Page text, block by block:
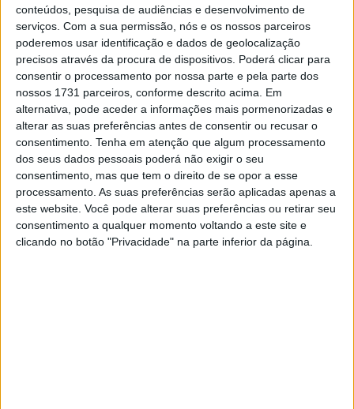
conteúdos, pesquisa de audiências e desenvolvimento de
serviços. Com a sua permissão, nós e os nossos parceiros
poderemos usar identificação e dados de geolocalização
precisos através da procura de dispositivos. Poderá clicar para
consentir o processamento por nossa parte e pela parte dos
nossos 1731 parceiros, conforme descrito acima. Em
alternativa, pode aceder a informações mais pormenorizadas e
alterar as suas preferências antes de consentir ou recusar o
consentimento. Tenha em atenção que algum processamento
dos seus dados pessoais poderá não exigir o seu
consentimento, mas que tem o direito de se opor a esse
processamento. As suas preferências serão aplicadas apenas a
este website. Você pode alterar suas preferências ou retirar seu
consentimento a qualquer momento voltando a este site e
clicando no botão "Privacidade" na parte inferior da página.
A principal alteração foi um fundo totalmente revisto. A
McLaren descreveu esta atualização como tendo como
objetivo melhorar o condicionamento do fluxo de ar e
redistribuir o apoio aerodinâmico, com o objetivo de
aumentar a eficiência aerodinâmica geral. O novo fundo
foi projetado para aumentar o apoio aerodinâmico e a
estabilidade, particularmente importantes em curvas de
alta velocidade como as de Silverstone.
Além do fundo, a McLaren também atualizou as entradas
dos ductos dos travões traseiros. Estas foram
introduzidas para melhorar a gestão do fluxo local em
torno das rodas traseiras, com o objetivo de melhorar